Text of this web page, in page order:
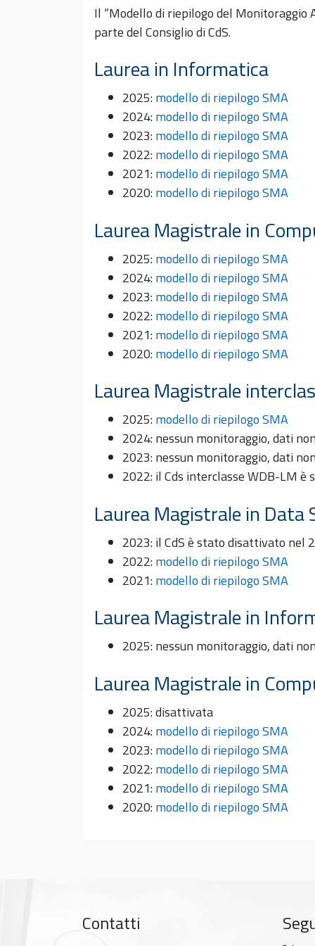
Il “Modello di riepilogo del Monitoraggio
parte del Consiglio di CdS.
Laurea in Informatica
2025:modello di riepilogo SMA
2024:modello di riepilogo SMA
2023:modello di riepilogo SMA
2022:modello di riepilogo SMA
2021:modello di riepilogo SMA
2020:modello di riepilogo SMA
Laurea Magistrale in
2025:modello di riepilogo SMA
2024:modello di riepilogo SMA
2023:modello di riepilogo SMA
2022:modello di riepilogo SMA
2021:modello di riepilogo SMA
2020:modello di riepilogo SMA
Laurea Magistrale
2025:modello di riepilogo SMA
2024: nessun monitoraggio, dati
2023: nessun monitoraggio, dati
2022: il Cds interclasse WDB-LM
Laurea Magistrale in Data
2023: il CdS è stato disattivato nel
2022:modello di riepilogo SMA
2021:modello di riepilogo SMA
Laurea Magistrale in
2025: nessun monitoraggio, dati
Laurea Magistrale in
2025: disattivata
2024:modello di riepilogo SMA
2023:modello di riepilogo SMA
2022:modello di riepilogo SMA
2021:modello di riepilogo SMA
2020:modello di riepilogo SMA
Contatti